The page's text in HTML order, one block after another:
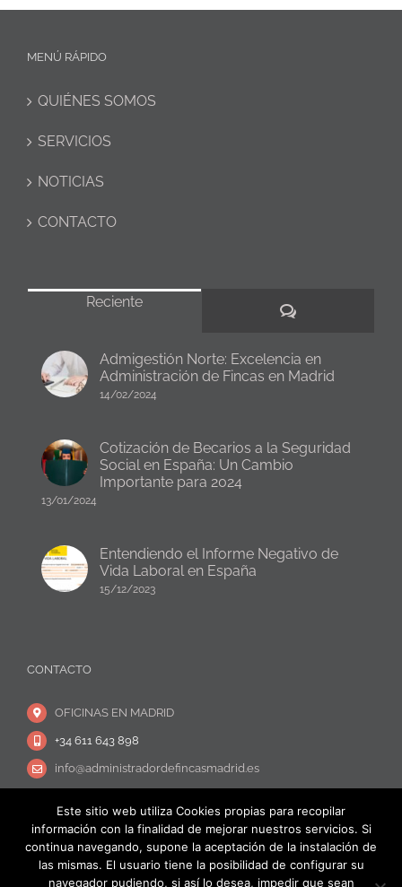
MENÚ RÁPIDO
QUIÉNES SOMOS
SERVICIOS
NOTICIAS
CONTACTO
Reciente
Comentarios
Admigestión Norte: Excelencia en
Administración de Fincas en Madrid
14/02/2024
Cotización de Becarios a la Seguridad
Social en España: Un Cambio
Importante para 2024
13/01/2024
Entendiendo el Informe Negativo de
Vida Laboral en España
15/12/2023
CONTACTO
OFICINAS EN MADRID
+34 611 643 898
info@administradordefincasmadrid.es
Este sitio web utiliza Cookies propias para recopilar
información con la finalidad de mejorar nuestros servicios. Si
continua navegando, supone la aceptación de la instalación de
las mismas. El usuario tiene la posibilidad de configurar su
navegador pudiendo, si así lo desea, impedir que sean